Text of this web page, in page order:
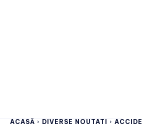
ACASĂ DIVERSE NOUTATI